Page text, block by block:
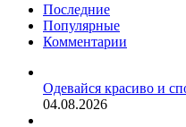
Последние
Популярные
Комментарии
Одевайся красиво и
04.08.2026